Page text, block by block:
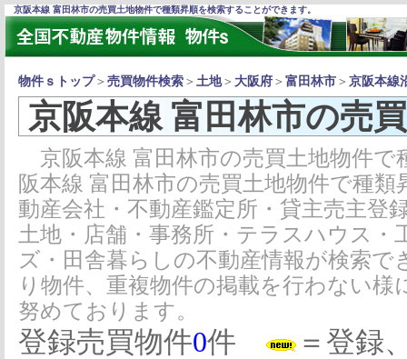
京阪本線 富田林市の売買土地物件で種類昇順を検索することができます。
物件ｓトップ＞ 売買物件検索 ＞ 土地＞ 大阪府 ＞ 富田林市 ＞ 京阪本線
京阪本線 富田林市の売
京阪本線 富田林市の売買土地物件
阪本線 富田林市の売買土地物件で種
動産会社・不動産鑑定所・貸主売主登
土地・店舗・事務所・テラスハウス
ズ・田舎暮らしの不動産情報が検索
り物件、重複物件の掲載を行わない
努めております。
登録売買物件0件
＝登録